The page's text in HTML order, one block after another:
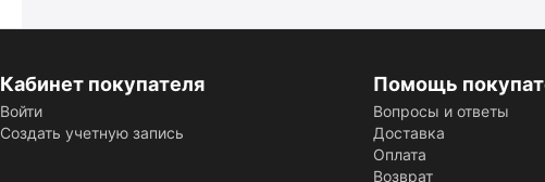
Кабинет покупателя
Войти
Создать учетную запись
Помощь
Вопросы и ответы
Доставка
Оплата
Возврат